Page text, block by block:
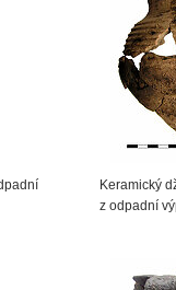
Keramický
z odpadní